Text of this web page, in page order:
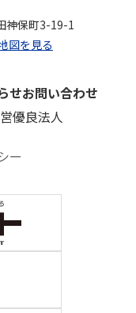
神保町3-19-1
図を見る
せお問い合わせ
優良法人
ー